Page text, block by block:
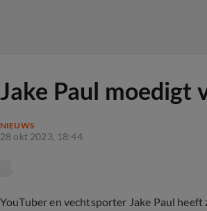
Jake Paul moedigt
NIEUWS
28 okt 2023, 18:44
YouTuber en vechtsporter Jake Paul